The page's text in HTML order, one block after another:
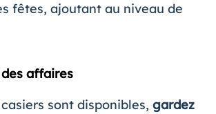
fêtes, ajoutant au niveau de
des affaires
sont disponibles, gardez